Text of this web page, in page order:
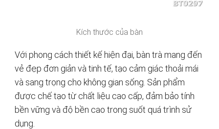
Kích thước của bàn
Với phong cách thiết kế hiện đại, bàn trà mang đến
vẻ đẹp đơn giản và tinh tế, tạo cảm giác thoải mái
và sang trọng cho không gian sống. Sản phẩm
được chế tạo từ chất liệu cao cấp, đảm bảo tính
bền vững và độ bền cao trong suốt quá trình sử
dụng.